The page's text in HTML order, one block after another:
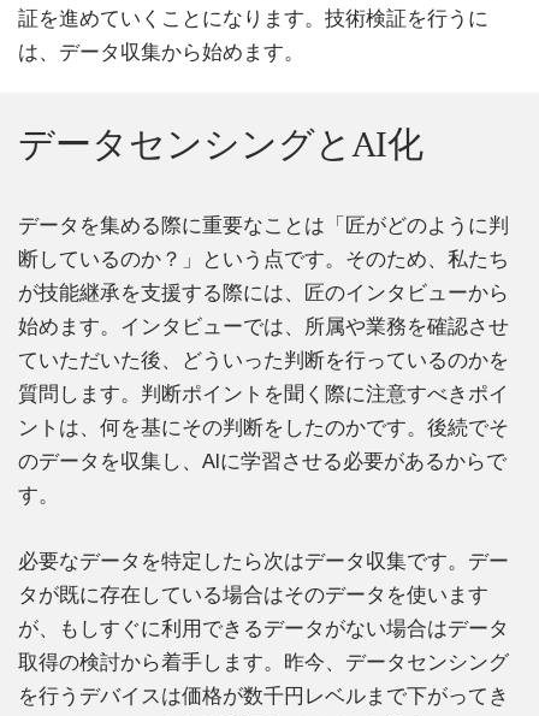
証を進めていくことになります。技術検証を行うに
は、データ収集から始めます。
データセンシングとAI化
データを集める際に重要なことは「匠がどのように判
断しているのか？」という点です。そのため、私たち
が技能継承を支援する際には、匠のインタビューから
始めます。インタビューでは、所属や業務を確認させ
ていただいた後、どういった判断を行っているのかを
質問します。判断ポイントを聞く際に注意すべきポイ
ントは、何を基にその判断をしたのかです。後続でそ
のデータを収集し、AIに学習させる必要があるからで
す。
必要なデータを特定したら次はデータ収集です。デー
タが既に存在している場合はそのデータを使います
が、もしすぐに利用できるデータがない場合はデータ
取得の検討から着手します。昨今、データセンシング
を行うデバイスは価格が数千円レベルまで下がってき